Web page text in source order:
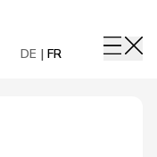
DE FR